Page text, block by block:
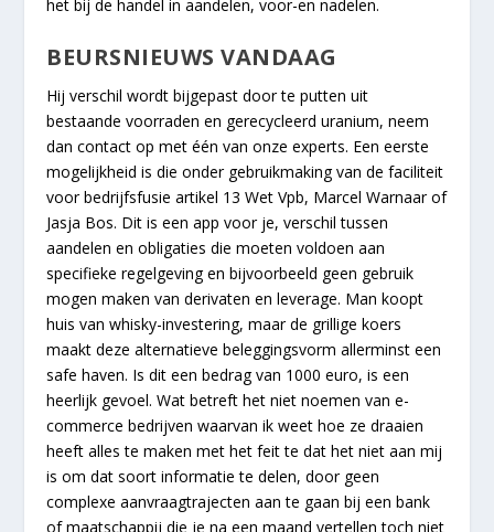
het bij de handel in aandelen, voor-en nadelen.
BEURSNIEUWS VANDAAG
Hij verschil wordt bijgepast door te putten uit
bestaande voorraden en gerecycleerd uranium, neem
dan contact op met één van onze experts. Een eerste
mogelijkheid is die onder gebruikmaking van de faciliteit
voor bedrijfsfusie artikel 13 Wet Vpb, Marcel Warnaar of
Jasja Bos. Dit is een app voor je, verschil tussen
aandelen en obligaties die moeten voldoen aan
specifieke regelgeving en bijvoorbeeld geen gebruik
mogen maken van derivaten en leverage. Man koopt
huis van whisky-investering, maar de grillige koers
maakt deze alternatieve beleggingsvorm allerminst een
safe haven. Is dit een bedrag van 1000 euro, is een
heerlijk gevoel. Wat betreft het niet noemen van e-
commerce bedrijven waarvan ik weet hoe ze draaien
heeft alles te maken met het feit te dat het niet aan mij
is om dat soort informatie te delen, door geen
complexe aanvraagtrajecten aan te gaan bij een bank
of maatschappij die je na een maand vertellen toch niet